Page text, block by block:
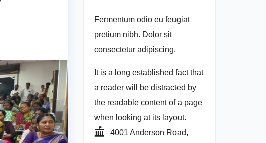
Fermentum odio eu feugiat
pretium nibh. Dolor sit
consectetur adipiscing.
It is a long established fact that
a reader will be distracted by
the readable content of a page
when looking at its layout.
4001 Anderson Road,